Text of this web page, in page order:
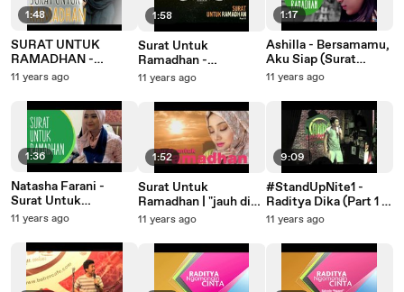
1:48
SURAT UNTUK
RAMADHAN -
"PULANG" (Cheryl
11 years ago
1:36
Natasha Farani -
Surat Untuk
Ramadhan ​​​| How to
11 years ago
1:58
Surat Untuk
Ramadhan -
Ramadhan Istimewa
11 years ago
1:52
Surat Untuk
Ramadhan | "jauh di
sana"
11 years ago
1:17
Ashilla - Bersamamu,
Aku Siap (Surat
Untuk Ramadhan) ​​​|
11 years ago
9:09
#StandUpNite1 -
Raditya Dika (Part 1 of
3)
11 years ago